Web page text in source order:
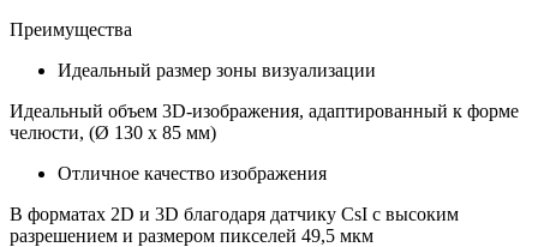
Преимущества
Идеальный размер зоны визуализации
Идеальный объем 3D-изображения, адаптированный к форме
челюсти, (Ø 130 x 85 мм)
Отличное качество изображения
В форматах 2D и 3D благодаря датчику CsI с высоким
разрешением и размером пикселей 49,5 мкм